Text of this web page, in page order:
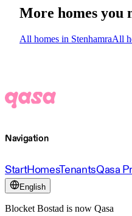
More homes you
All homes in StenhamraAll
Navigation
StartHomesTenantsQasa
English
Blocket Bostad is now Qasa